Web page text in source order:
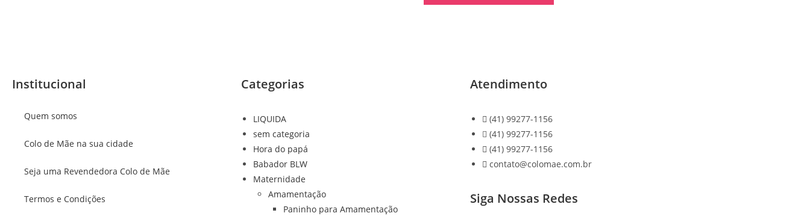
Institucional
Quem somos
Colo de Mãe na sua cidade
Seja uma Revendedora Colo de Mãe
Termos e Condições
Categorias
LIQUIDA
sem categoria
Hora do papá
Babador BLW
Maternidade
Amamentação
Paninho para Amamentação
Atendimento
(41) 99277-1156
(41) 99277-1156
(41) 99277-1156
contato@colomae.com.br
Siga Nossas Redes